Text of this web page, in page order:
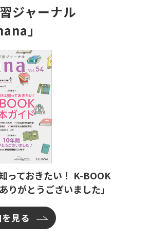
ジャーナル
」
っておきたい！ K-BOOK
りがとうございました」
見る